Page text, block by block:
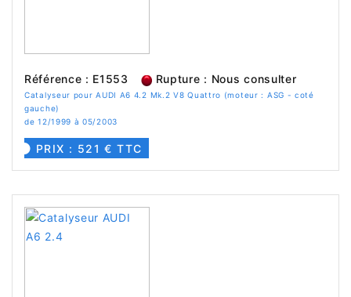
Référence : E1553 Rupture : Nous consulter
Catalyseur pour AUDI A6 4.2 Mk.2 V8 Quattro (moteur : ASG - coté
gauche)
de 12/1999 à 05/2003
PRIX : 521 € TTC